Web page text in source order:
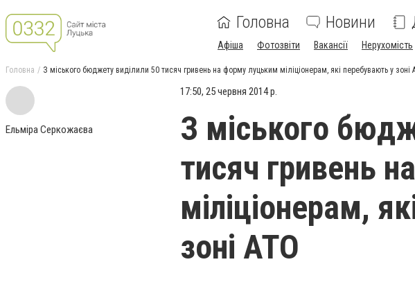
Головна Новини
Афіша Фотозвіти Вакансії Нерухомість
Головна З міського бюджету виділили 50 тисяч гривень на форму луцьким міліціонерам, які перебувають у зоні
Ельміра Серкожаєва
17:50, 25 червня 2014 р.
З міського
тисяч гривень
міліціонерам,
зоні АТО